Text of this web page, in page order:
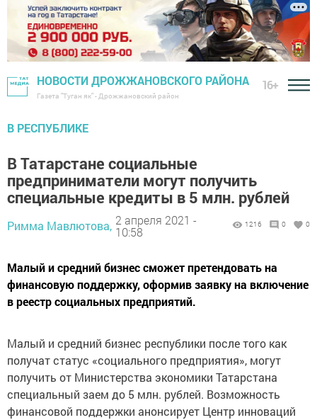
НОВОСТИ ДРОЖЖАНОВСКОГО РАЙОНА
Газета "Туган як" - Дрожжановский район
16+
В РЕСПУБЛИКЕ
В Татарстане социальные
предприниматели могут получить
специальные кредиты в 5 млн. рублей
Римма Мавлютова, 2 апреля 2021 -
10:58
1216 0 0
Малый и средний бизнес сможет претендовать на
финансовую поддержку, оформив заявку на включение
в реестр социальных предприятий.
Малый и средний бизнес республики после того как
получат статус «социального предприятия», могут
получить от Министерства экономики Татарстана
специальный заем до 5 млн. рублей. Возможность
финансовой поддержки анонсирует Центр инноваций